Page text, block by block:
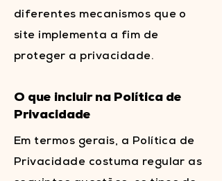
diferentes mecanismos que o
site implementa a fim de
proteger a privacidade.
O que incluir na Política de
Privacidade
Em termos gerais, a Política de
Privacidade costuma regular as